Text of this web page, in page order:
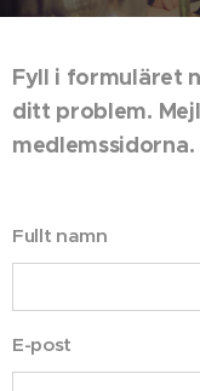
Fyll i formuläret
ditt problem.
medlemssidorna.
Fullt namn
E-post